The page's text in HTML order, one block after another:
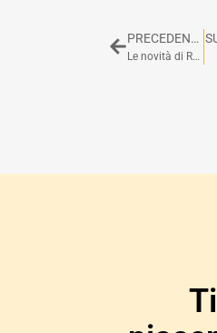
PRECEDENTE
Le novità di RHEL 7
Ti